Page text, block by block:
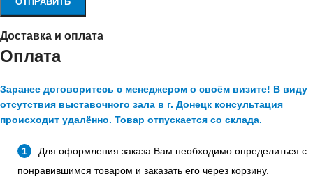
Доставка и оплата
Оплата
Заранее договоритесь с менеджером о своём визите! В виду
отсутствия выставочного зала в г. Донецк консультация
происходит удалённо. Товар отпускается со склада.
Для оформления заказа Вам необходимо определиться с
понравившимся товаром и заказать его через корзину.